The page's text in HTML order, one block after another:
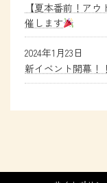
【夏本番前！ア
催します
2024年1月23日
新イベント開幕！